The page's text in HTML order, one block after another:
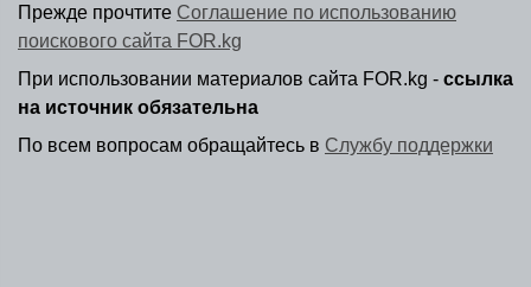
Прежде прочтите Соглашение по использованию
поискового сайта FOR.kg
При использовании материалов сайта FOR.kg - ссылка
на источник обязательна
По всем вопросам обращайтесь в Службу поддержки